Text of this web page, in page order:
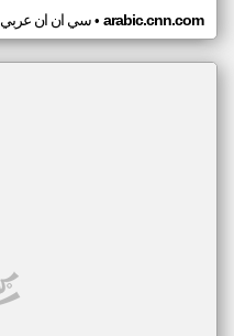
سي ان ان عربي• arabic.cnn.com